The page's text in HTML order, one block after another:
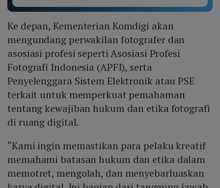
Ke depan, Kementerian Komdigi akan
mengundang perwakilan fotografer dan
asosiasi profesi seperti Asosiasi Profesi
Fotografi Indonesia (APFI), serta
Penyelenggara Sistem Elektronik atau PSE
terkait untuk memperkuat pemahaman
tentang kewajiban hukum dan etika fotografi
di ruang digital.
“Kami ingin memastikan para pelaku kreatif
memahami batasan hukum dan etika dalam
memotret, mengolah, dan menyebarluaskan